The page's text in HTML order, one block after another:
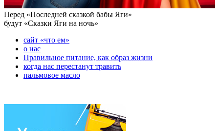
Перед «Последней сказкой бабы Яги»
будут «Сказки Яги на ночь»
сайт «что ем»
о нас
Правильное питание, как образ жизни
когда нас перестанут травить
пальмовое масло